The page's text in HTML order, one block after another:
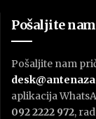
Pošaljite
Pošaljite nam
aplikacija
092 2222 972,